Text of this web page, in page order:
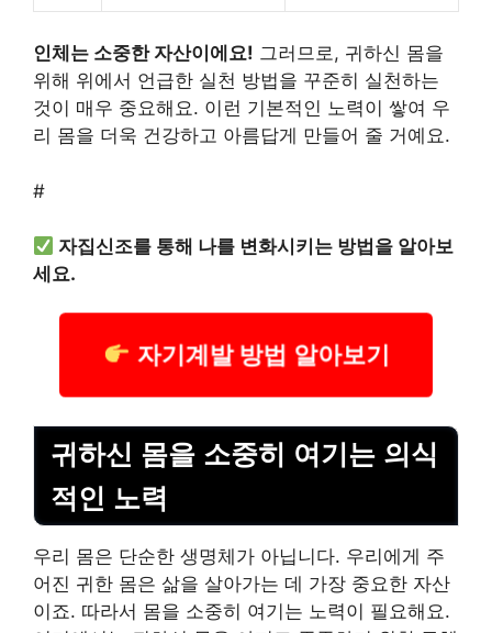
인체는 소중한 자산이에요! 그러므로, 귀하신 몸을
위해 위에서 언급한 실천 방법을 꾸준히 실천하는
것이 매우 중요해요. 이런 기본적인 노력이 쌓여 우
리 몸을 더욱 건강하고 아름답게 만들어 줄 거예요.
#
자집신조를 통해 나를 변화시키는 방법을 알아보
세요.
자기계발 방법 알아보기
귀하신 몸을 소중히 여기는 의식
적인 노력
우리 몸은 단순한 생명체가 아닙니다. 우리에게 주
어진 귀한 몸은 삶을 살아가는 데 가장 중요한 자산
이죠. 따라서 몸을 소중히 여기는 노력이 필요해요.